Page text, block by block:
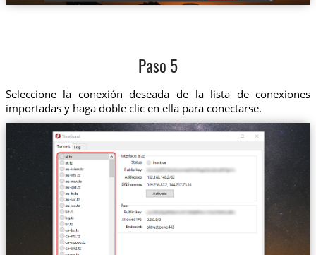
Paso 5
Seleccione la conexión deseada de la lista de conexiones
importadas y haga doble clic en ella para conectarse.